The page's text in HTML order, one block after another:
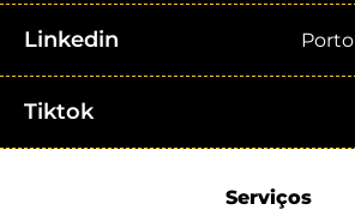
Linkedin Porto
Tiktok
Serviços